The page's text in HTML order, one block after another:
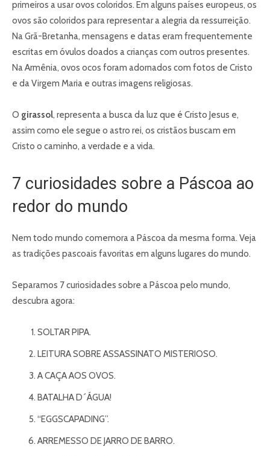
primeiros a usar ovos coloridos. Em alguns países europeus, os
ovos são coloridos para representar a alegria da ressurreição.
Na Grã-Bretanha, mensagens e datas eram frequentemente
escritas em óvulos doados a crianças com outros presentes.
Na Armênia, ovos ocos foram adornados com fotos de Cristo
e da Virgem Maria e outras imagens religiosas.
O girassol, representa a busca da luz que é Cristo Jesus e,
assim como ele segue o astro rei, os cristãos buscam em
Cristo o caminho, a verdade e a vida.
7 curiosidades sobre a Páscoa ao
redor do mundo
Nem todo mundo comemora a Páscoa da mesma forma. Veja
as tradições pascoais favoritas em alguns lugares do mundo.
Separamos 7 curiosidades sobre a Páscoa pelo mundo,
descubra agora:
SOLTAR PIPA.
LEITURA SOBRE ASSASSINATO MISTERIOSO.
A CAÇA AOS OVOS.
BATALHA D´ÁGUA!
“EGGSCAPADING”.
ARREMESSO DE JARRO DE BARRO.